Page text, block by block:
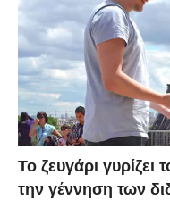
Το ζευγάρι γυρίζει
την γέννηση των